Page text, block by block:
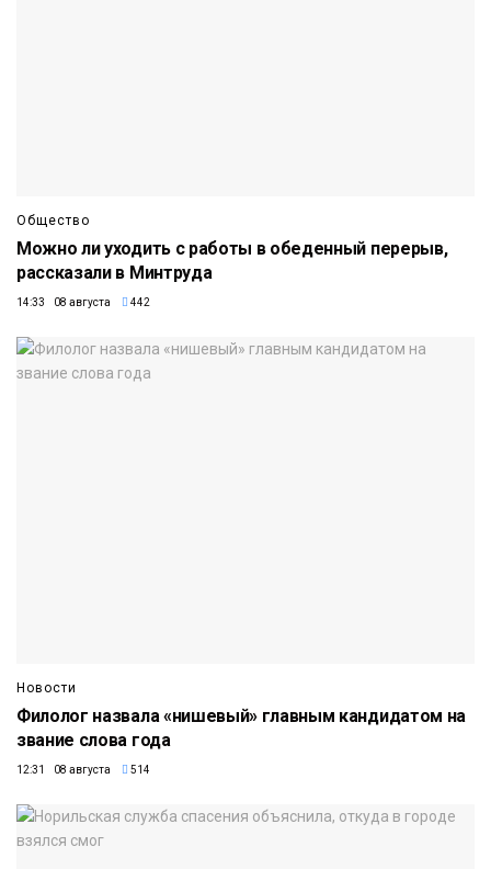
Общество
Можно ли уходить с работы в обеденный перерыв,
рассказали в Минтруда
14:33 08 августа 442
Новости
Филолог назвала «нишевый» главным кандидатом на
звание слова года
12:31 08 августа 514